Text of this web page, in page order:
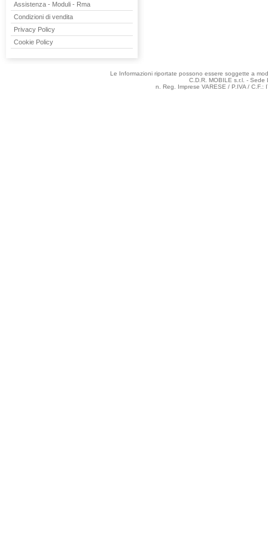
Assistenza - Moduli - Rma
Condizioni di vendita
Privacy Policy
Cookie Policy
Le Informazioni riportate possono essere soggette a
C.D.R. MOBILE s.r.l. -
n. Reg. Imprese VARESE / P.IVA /